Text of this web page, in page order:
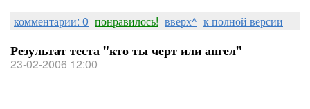
комментарии: 0 понравилось! вверх^ к полной версии
Результат теста "кто ты черт или ангел"
23-02-2006 12:00